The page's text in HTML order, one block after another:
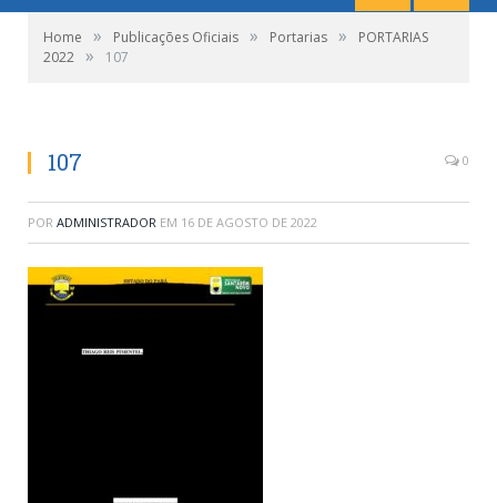
Home » Publicações Oficiais » Portarias »
PORTARIAS
2022 » 107
107 0
POR ADMINISTRADOR EM 16 DE AGOSTO DE 2022